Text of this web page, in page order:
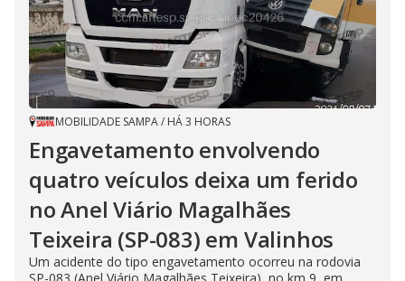
MOBILIDADE SAMPA/ HÁ 3 HORAS
Engavetamento envolvendo
quatro veículos deixa um ferido
no Anel Viário Magalhães
Teixeira (SP-083) em Valinhos
Um acidente do tipo engavetamento ocorreu na rodovia